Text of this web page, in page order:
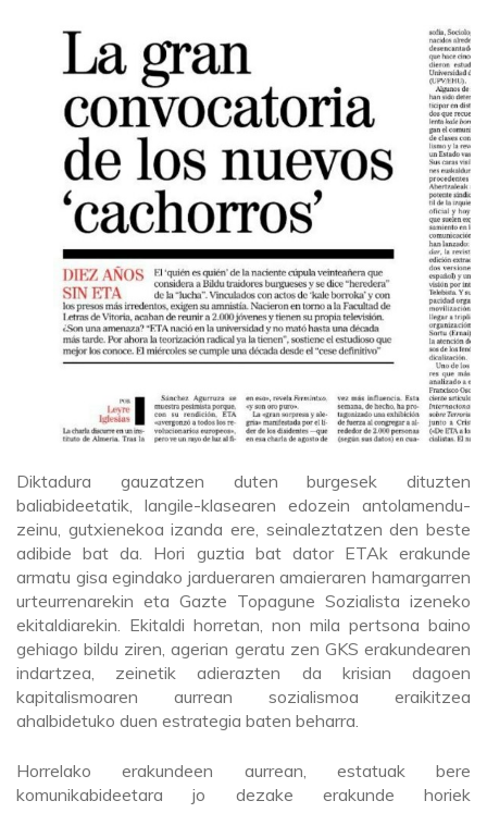
Diktadura gauzatzen duten burgesek dituzten
baliabideetatik, langile-klasearen edozein antolamendu-
zeinu, gutxienekoa izanda ere, seinaleztatzen den beste
adibide bat da. Hori guztia bat dator ETAk erakunde
armatu gisa egindako jardueraren amaieraren hamargarren
urteurrenarekin eta Gazte Topagune Sozialista izeneko
ekitaldiarekin. Ekitaldi horretan, non mila pertsona baino
gehiago bildu ziren, agerian geratu zen GKS erakundearen
indartzea, zeinetik adierazten da krisian dagoen
kapitalismoaren aurrean sozialismoa eraikitzea
ahalbidetuko duen estrategia baten beharra.
Horrelako erakundeen aurrean, estatuak bere
komunikabideetara jo dezake erakunde horiek